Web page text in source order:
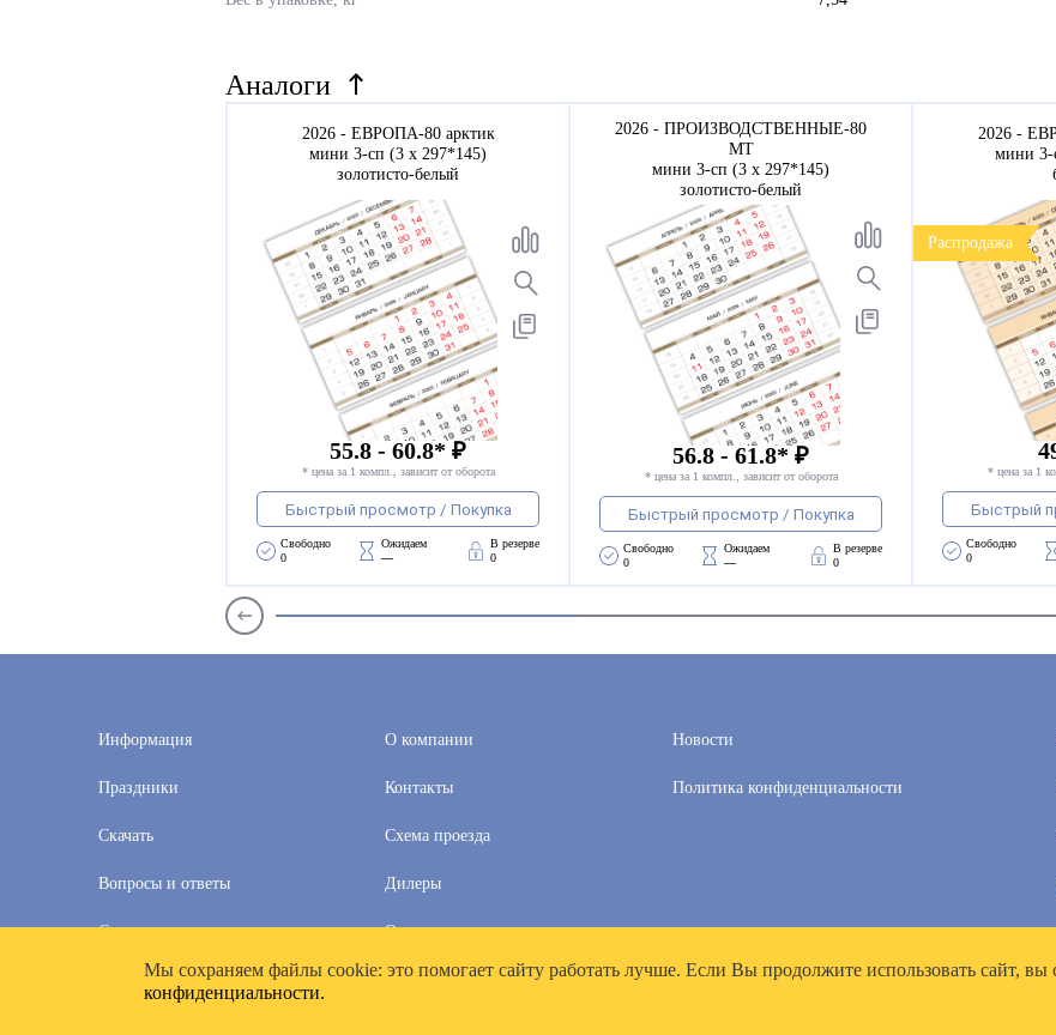
Аналоги
2026 - ЕВРОПА-80 арктик
мини 3-сп (3 х 297*145)
золотисто-белый
55.8 - 60.8* ₽
* цена за 1 компл., зависит от оборота
Быстрый просмотр / Покупка
Свободно
0
Ожидаем
—
В резерве
0
2026 - ПРОИЗВОДСТВЕННЫЕ-80
МТ
мини 3-сп (3 х 297*145)
золотисто-белый
56.8 - 61.8* ₽
* цена за 1 компл., зависит от оборота
Быстрый просмотр / Покупка
Свободно
0
Ожидаем
—
В резерве
0
Распродажа
2026 -
мини 3-
* цена за 1
Быстрый
Свободно
0
Информация
Праздники
Скачать
Вопросы и ответы
Скидки
О компании
Контакты
Схема проезда
Дилеры
Оплата и доставка
Новости
Политика конфиденциальности
2020–2026 © Компания «Полимат»: ООО «Все для календарей», ИНН 7718300356
Мы cохраняем файлы cookie: это помогает сайту работать лучше. Если Вы продолжите использовать сайт, вы
конфиденциальности.